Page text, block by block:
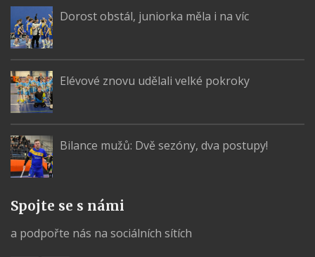
Dorost obstál, juniorka měla i na víc
Elévové znovu udělali velké pokroky
Bilance mužů: Dvě sezóny, dva postupy!
Spojte se s námi
a podpořte nás na sociálních sítích